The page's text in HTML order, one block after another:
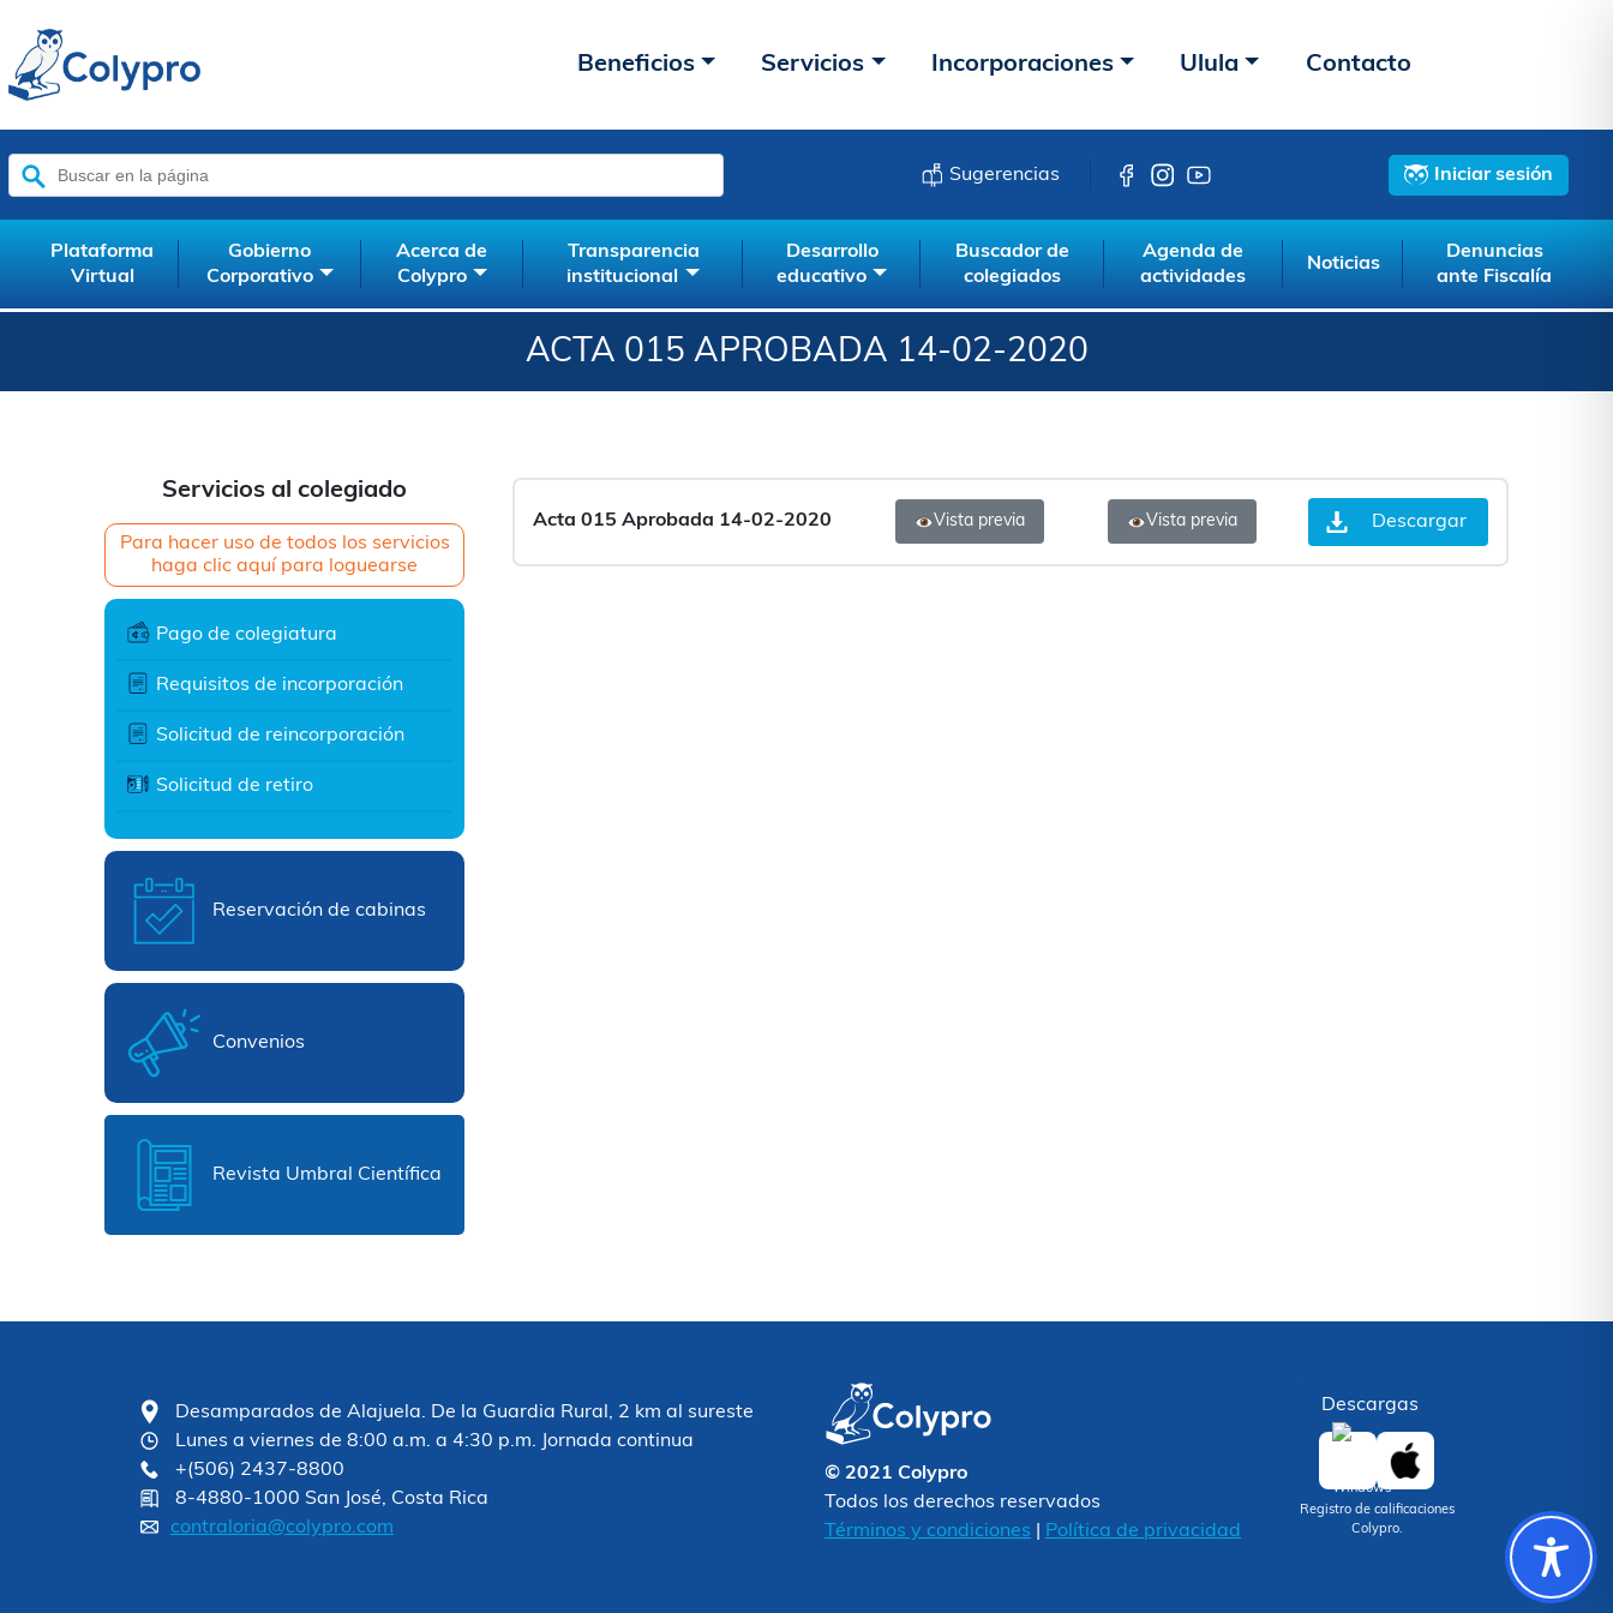
Beneficios Servicios Incorporaciones Ulula Contacto
Buscar:
Sugerencias Iniciar sesión
Plataforma
Virtual
Gobierno
Corporativo
Acerca de
Colypro
Transparencia
institucional
Desarrollo
educativo
Buscador de
colegiados
Agenda de
actividades
Noticias
Denuncias
ante Fiscalía
ACTA 015 APROBADA 14-02-2020
Servicios al colegiado
Para hacer uso de todos los servicios
haga clic aquí para loguearse
Pago de colegiatura
Requisitos de incorporación
Solicitud de reincorporación
Solicitud de retiro
Reservación de cabinas
Convenios
Revista Umbral Científica
Acta 015 Aprobada 14-02-2020 Vista previa Vista previa Descargar
Desamparados de Alajuela. De la Guardia Rural, 2 km al sureste
Lunes a viernes de 8:00 a.m. a 4:30 p.m. Jornada continua
+(506) 2437-8800
8-4880-1000 San José, Costa Rica
contraloria@colypro.com
© 2021 Colypro
Todos los derechos reservados
Términos y condiciones
Política de privacidad
Descargas
Registro de calificaciones
Colypro.